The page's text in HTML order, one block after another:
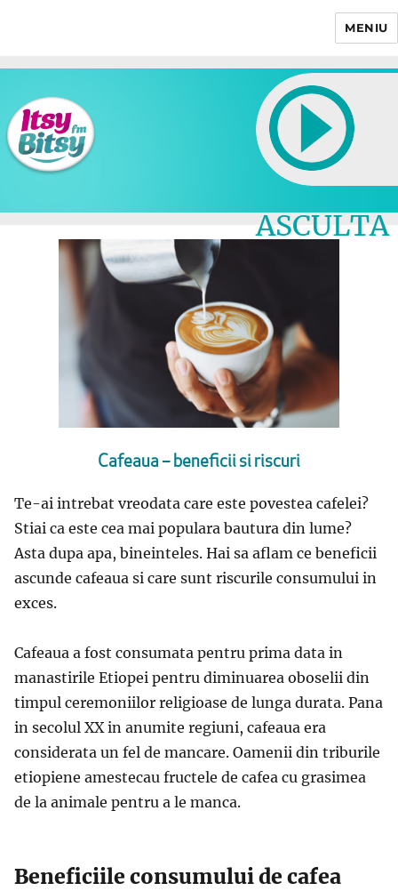
MENIU
ASCULTA
Cafeaua – beneficii si riscuri
Te-ai intrebat vreodata care este povestea cafelei?
Stiai ca este cea mai populara bautura din lume?
Asta dupa apa, bineinteles. Hai sa aflam ce beneficii
ascunde cafeaua si care sunt riscurile consumului in
exces.
Cafeaua a fost consumata pentru prima data in
manastirile Etiopei pentru diminuarea oboselii din
timpul ceremoniilor religioase de lunga durata. Pana
in secolul XX in anumite regiuni, cafeaua era
considerata un fel de mancare. Oamenii din triburile
etiopiene amestecau fructele de cafea cu grasimea
de la animale pentru a le manca.
Beneficiile consumului de cafea